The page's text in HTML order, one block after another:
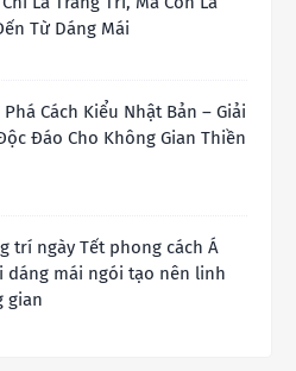
Từ Dáng Mái
Cách Kiểu Nhật Bản – Giải
Đáo Cho Không Gian Thiền
trí ngày Tết phong cách Á
dáng mái ngói tạo nên linh
gian